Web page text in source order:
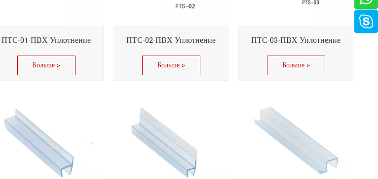
ПТС-01-ПВХ Уплотнение
Больше >
ПТС-02-ПВХ Уплотнение
Больше >
ПТС-03-ПВХ Уплотнение
Больше >